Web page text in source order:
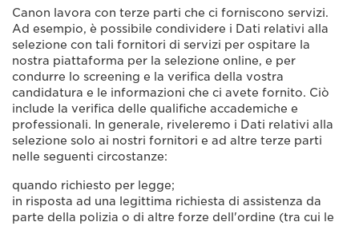
Canon lavora con terze parti che ci forniscono servizi.
Ad esempio, è possibile condividere i Dati relativi alla
selezione con tali fornitori di servizi per ospitare la
nostra piattaforma per la selezione online, e per
condurre lo screening e la verifica della vostra
candidatura e le informazioni che ci avete fornito. Ciò
include la verifica delle qualifiche accademiche e
professionali. In generale, riveleremo i Dati relativi alla
selezione solo ai nostri fornitori e ad altre terze parti
nelle seguenti circostanze:
quando richiesto per legge;
in risposta ad una legittima richiesta di assistenza da
parte della polizia o di altre forze dell'ordine (tra cui le